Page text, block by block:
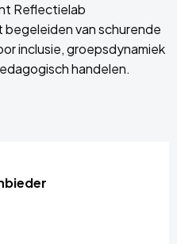
Reflectielab
van schurende
inclusie, groepsdynamiek
handelen.